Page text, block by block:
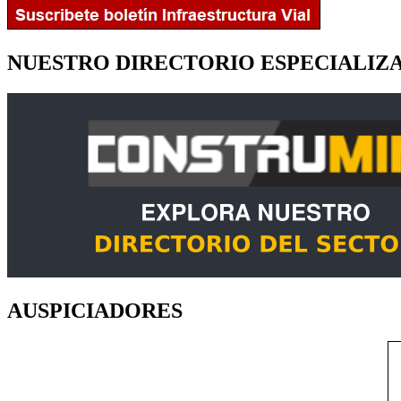
NUESTRO DIRECTORIO
AUSPICIADORES